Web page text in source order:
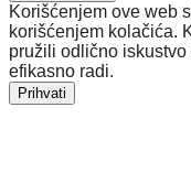
Korišćenjem ove web
korišćenjem kolačića.
pružili odlično
efikasno radi.
Prihvati